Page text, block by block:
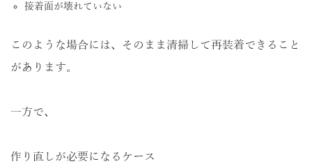
接着面が壊れていない
このような場合には、そのまま清掃して再装着できること
があります。
一方で、
作り直しが必要になるケース